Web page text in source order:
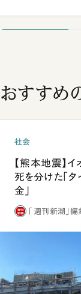
おすすめ
社会
【熊本地震】
死を分けた「タ
金」
「週刊新潮」